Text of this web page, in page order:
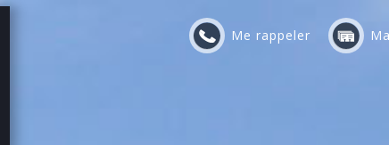
Me rappeler